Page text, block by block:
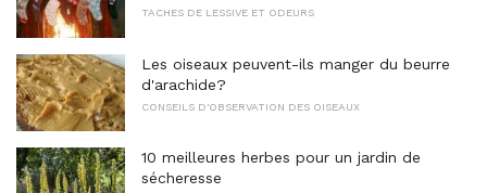
TACHES DE LESSIVE ET ODEURS
Les oiseaux peuvent-ils manger du beurre
d'arachide?
CONSEILS D'OBSERVATION DES OISEAUX
10 meilleures herbes pour un jardin de
sécheresse